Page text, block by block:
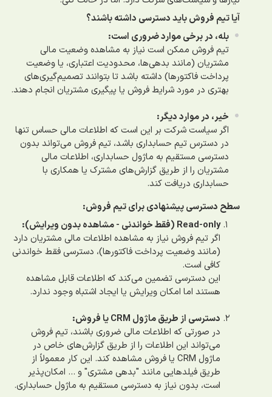
آیا تیم فروش باید دسترسی داشته باشند؟
بله، در برخی موارد ضروری است:
تیم فروش ممکن است نیاز به مشاهده وضعیت مالی
مشتریان (مانند بدهی‌ها، محدودیت اعتباری، یا وضعیت
پرداخت فاکتورها) داشته باشد تا بتوانند تصمیم‌گیری‌های
بهتری در مورد شرایط فروش یا پیگیری مشتریان انجام دهند.
خیر، در موارد دیگر:
اگر سیاست شرکت بر این است که اطلاعات مالی حساس تنها
در دسترس تیم حسابداری باشد، تیم فروش می‌تواند بدون
دسترسی مستقیم به ماژول حسابداری، اطلاعات مالی
مشتریان را از طریق گزارش‌های مشترک یا همکاری با
حسابداری دریافت کند.
سطح دسترسی پیشنهادی برای تیم فروش:
Read-only (فقط خواندنی - مشاهده بدون ویرایش):
اگر تیم فروش نیاز به مشاهده اطلاعات مالی مشتریان دارد
(مانند وضعیت پرداخت فاکتورها)، دسترسی فقط خواندنی
کافی است.
این دسترسی تضمین می‌کند که اطلاعات قابل مشاهده
هستند اما امکان ویرایش یا ایجاد اشتباه وجود ندارد.
دسترسی از طریق ماژول CRM یا فروش:
در صورتی که اطلاعات مالی ضروری باشند، تیم فروش
می‌تواند این اطلاعات را از طریق گزارش‌های خاص در
ماژول CRM یا فروش مشاهده کند. این کار معمولاً از
طریق فیلدهایی مانند "بدهی مشتری" و ... امکان‌پذیر
است، بدون نیاز به دسترسی مستقیم به ماژول حسابداری.